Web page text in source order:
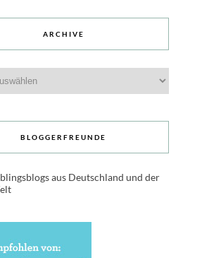
ARCHIVE
BLOGGERFREUNDE
aus Deutschland und der